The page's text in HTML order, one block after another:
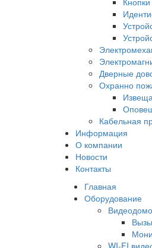
Дверные
Охранно
Кабельная
Информация
О компании
Новости
Контакты
Главная
Оборудование
WI-FI